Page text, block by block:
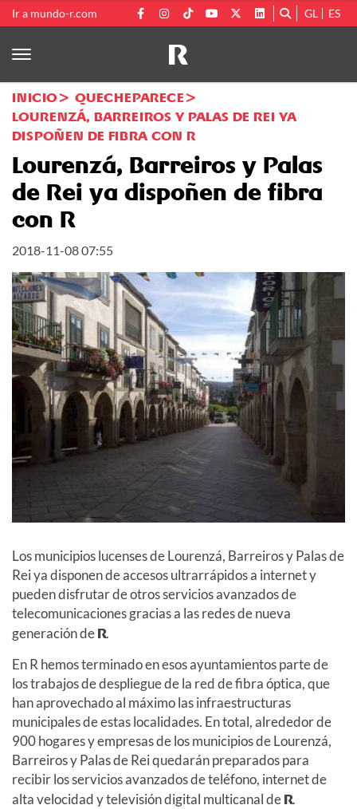
Ir a mundo-r.com GL ES
INICIO
QUECHEPARECE
LOURENZÁ, BARREIROS Y PALAS DE REI YA
DISPOÑEN DE FIBRA CON R
Lourenzá, Barreiros y Palas
de Rei ya dispoñen de fibra
con R
2018-11-08 07:55
Los municipios lucenses de Lourenzá, Barreiros y Palas de
Rei ya disponen de accesos ultrarrápidos a internet y
pueden disfrutar de otros servicios avanzados de
telecomunicaciones gracias a las redes de nueva
generación deR.
En R hemos terminado en esos ayuntamientos parte de
los trabajos de despliegue de la red de fibra óptica, que
han aprovechado al máximo las infraestructuras
municipales de estas localidades. En total, alrededor de
900 hogares y empresas de los municipios de Lourenzá,
Barreiros y Palas de Rei quedarán preparados para
recibir los servicios avanzados de teléfono, internet de
alta velocidad y televisión digital multicanal deR.